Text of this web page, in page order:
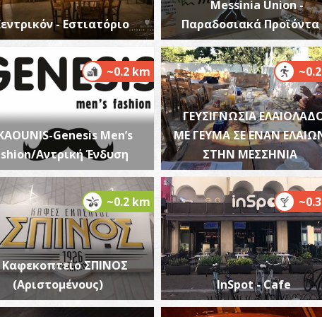
- Εστιατόριο
Messinia Union -
Παραδοσιακά Προϊόντα
~0.2 km
Genesis Men’s
Αντρική Ένδυση
ΓΕΥΣΙΓΝΩΣΙΑ
ΜΕ ΓΕΥΜΑ ΣΕ ΕΝΑΝ
ΣΤΗΝ ΜΕΣΣΗΝΙΑ
~0.2 km
Καφεκοπτείο ΣΠΙΝΟΣ
(Αριστομένους)
InSpot - Cafe